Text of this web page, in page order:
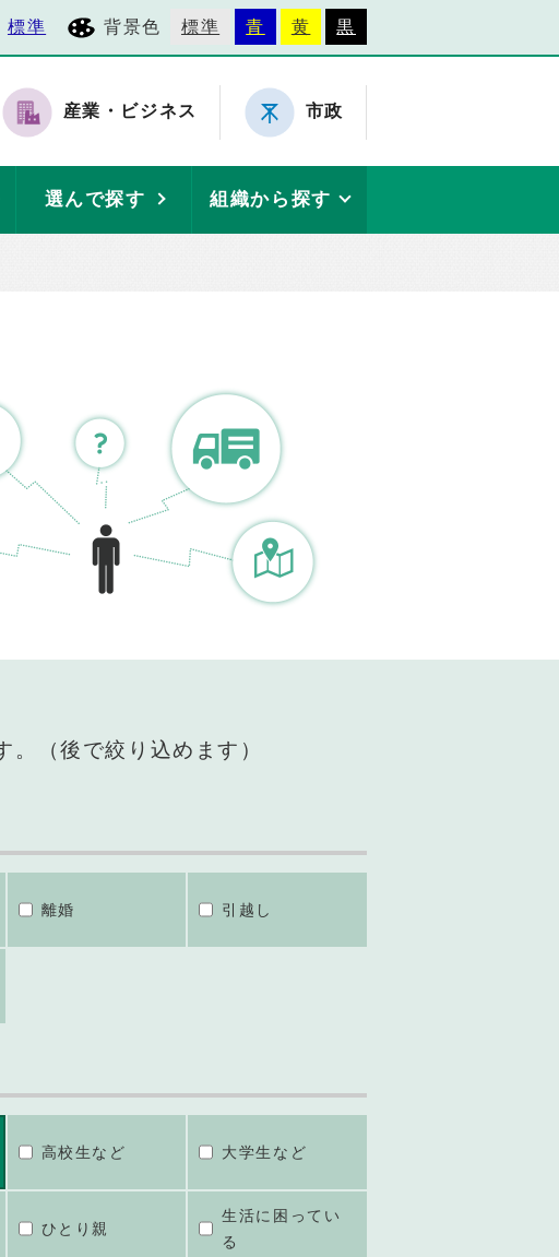
標準 背景色 標準 青 黄 黒
産業・ビジネス 市政
選んで探す 組織から探す
（後で絞り込めます）
離婚 引越し
高校生など 大学生など
ひとり親
生活に困ってい
る